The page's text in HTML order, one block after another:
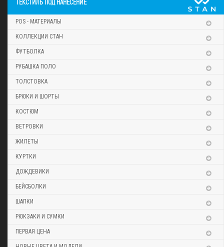
POS - МАТЕРИАЛЫ
КОЛЛЕКЦИИ СТАН
ФУТБОЛКА
РУБАШКА ПОЛО
ТОЛСТОВКА
БРЮКИ И ШОРТЫ
КОСТЮМ
ВЕТРОВКИ
ЖИЛЕТЫ
КУРТКИ
ДОЖДЕВИКИ
БЕЙСБОЛКИ
ШАПКИ
РЮКЗАКИ И СУМКИ
ПЕРВАЯ ЦЕНА